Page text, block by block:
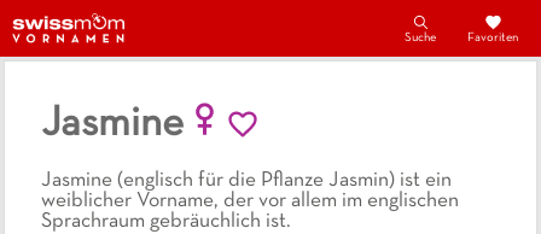
Suche Favoriten
Jasmine
Jasmine (englisch für die Pflanze Jasmin) ist ein
weiblicher Vorname, der vor allem im englischen
Sprachraum gebräuchlich ist.